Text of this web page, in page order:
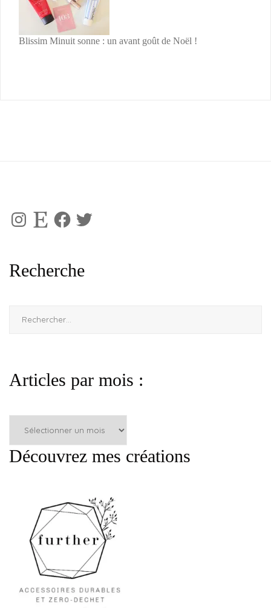
Blissim Minuit sonne : un avant goût de Noël !
Instagram
Etsy Facebook
Twitter
Recherche
Articles par mois :
mois
Découvrez mes créations